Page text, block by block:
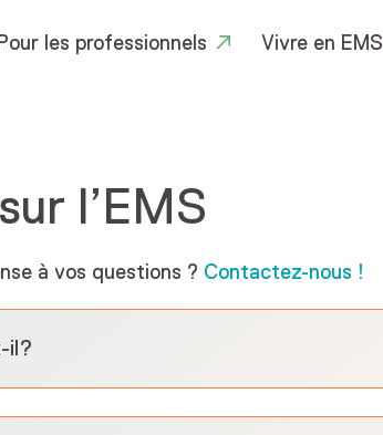
les professionnels Vivre en EMS
l’EMS
à vos questions ? Contactez-nous !
il?